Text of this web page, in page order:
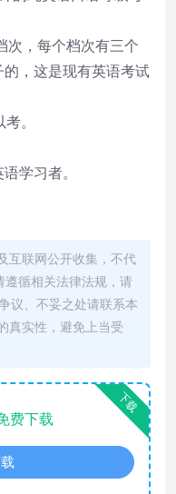
次，每个档次有三个
，这是现有英语考试
。
学习者。
互联网公开收集，不代
循相关法律法规，请
议、不妥之处请联系本
真实性，避免上当受
下载
费下载